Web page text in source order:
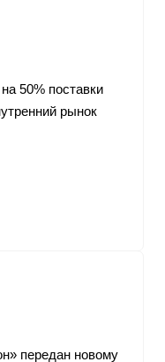
50% поставки
рынок
передан новому